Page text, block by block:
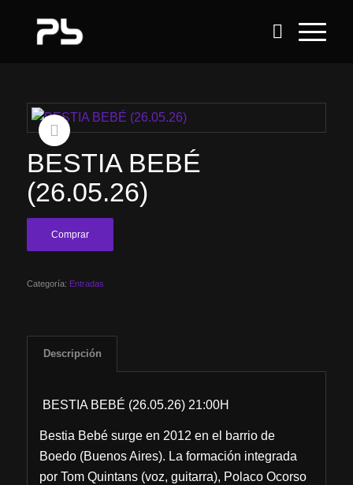
BESTIA BEBÉ
(26.05.26)
Comprar
Categoría: Entradas
Descripción
BESTIA BEBÉ (26.05.26) 21:00H
Bestia Bebé surge en 2012 en el barrio de
Boedo (Buenos Aires). La formación integrada
por Tom Quintans (voz, guitarra), Polaco Ocorso